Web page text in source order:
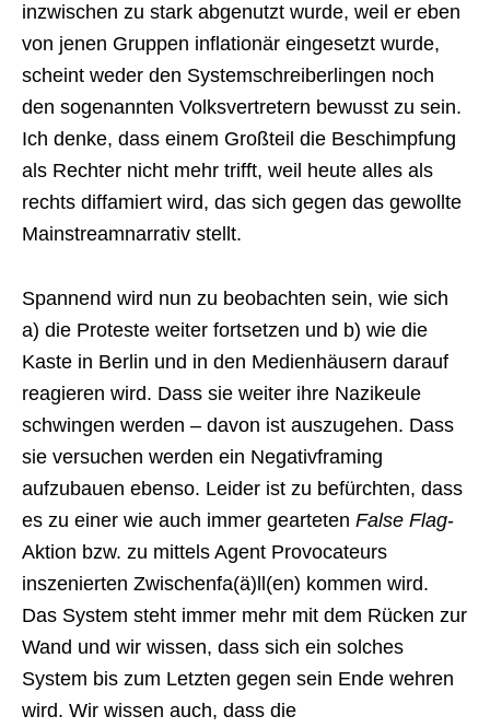
inzwischen zu stark abgenutzt wurde, weil er eben
von jenen Gruppen inflationär eingesetzt wurde,
scheint weder den Systemschreiberlingen noch
den sogenannten Volksvertretern bewusst zu sein.
Ich denke, dass einem Großteil die Beschimpfung
als Rechter nicht mehr trifft, weil heute alles als
rechts diffamiert wird, das sich gegen das gewollte
Mainstreamnarrativ stellt.
Spannend wird nun zu beobachten sein, wie sich
a) die Proteste weiter fortsetzen und b) wie die
Kaste in Berlin und in den Medienhäusern darauf
reagieren wird. Dass sie weiter ihre Nazikeule
schwingen werden – davon ist auszugehen. Dass
sie versuchen werden ein Negativframing
aufzubauen ebenso. Leider ist zu befürchten, dass
es zu einer wie auch immer gearteten False Flag-
Aktion bzw. zu mittels Agent Provocateurs
inszenierten Zwischenfa(ä)ll(en) kommen wird.
Das System steht immer mehr mit dem Rücken zur
Wand und wir wissen, dass sich ein solches
System bis zum Letzten gegen sein Ende wehren
wird. Wir wissen auch, dass die